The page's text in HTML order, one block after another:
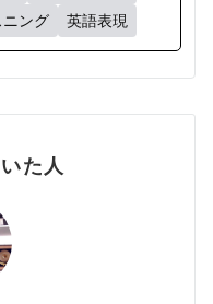
ニング 英語表現
た人